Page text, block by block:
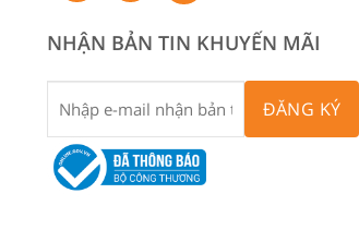
NHẬN BẢN TIN KHUYẾN MÃI
ĐĂNG KÝ